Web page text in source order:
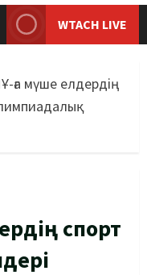
WTACH LIVE
ға мүше елдердің
спорт